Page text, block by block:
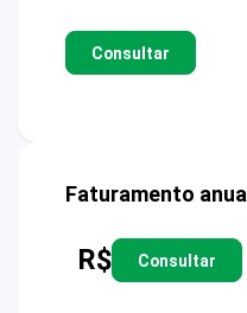
Consultar
Faturamento anual
R$ Consultar